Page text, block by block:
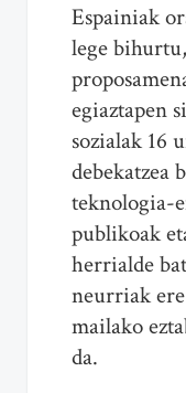
Espainiak
lege
egiaztapen
sozialak 16
debekatzea
teknologia-
publikoak
herrialde
neurriak
mailako
da.